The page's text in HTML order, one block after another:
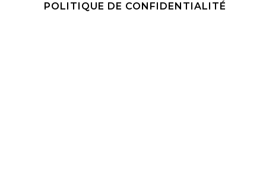
POLITIQUE DE CONFIDENTIALITÉ